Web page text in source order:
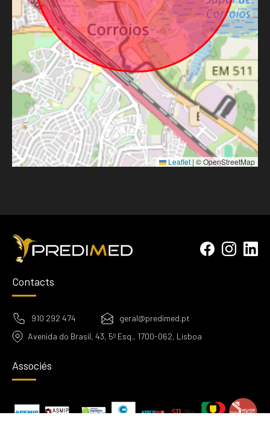
Leaflet | © OpenStreetMap
Contacts
910 292 474
geral@predimed.pt
Avenida do Brasil, 43, 5º Esq., 1700-062, Lisboa
Associés